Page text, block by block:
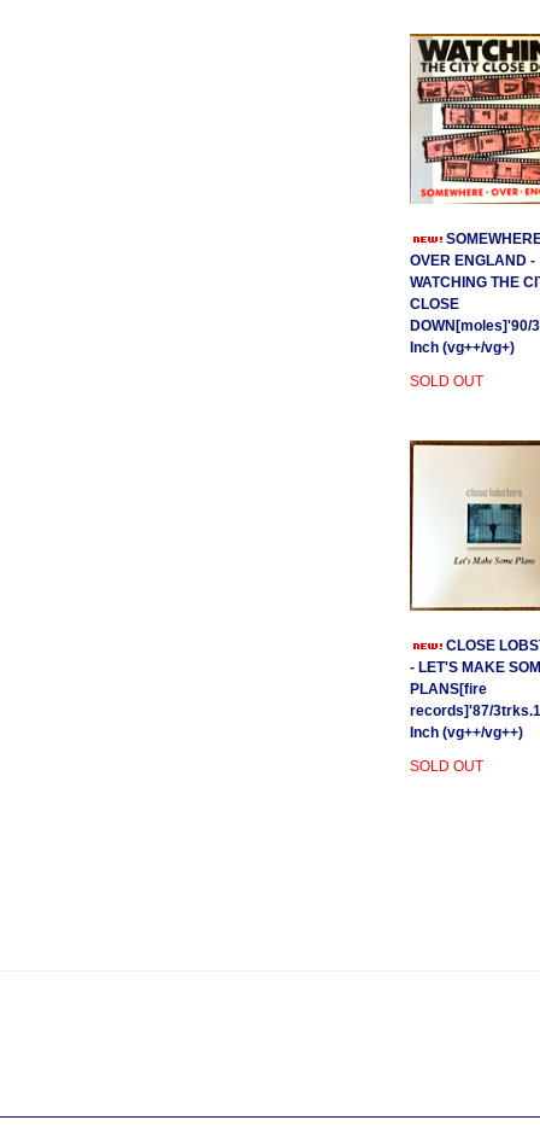
OVER ENGLAND -
WATCHING THE
CLOSE
DOWN[moles]'90/
Inch (vg++/vg+)
SOLD OUT
CLOSE
- LET'S MAKE
PLANS[fire
records]'87/
Inch (vg++/vg++)
SOLD OUT